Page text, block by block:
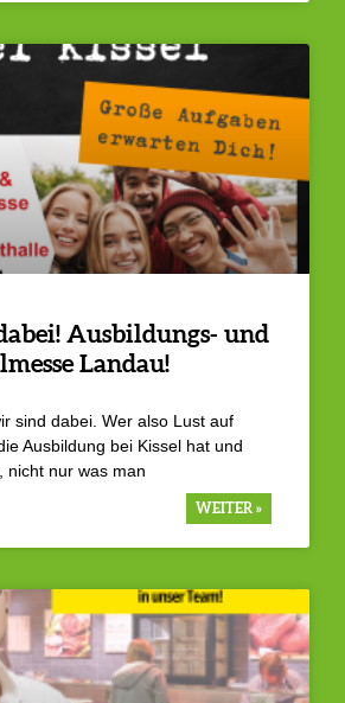
Ausbildungs- und
Landau!
sind dabei. Wer also Lust auf
Ausbildung bei Kissel hat und
nicht nur was man
WEITER »